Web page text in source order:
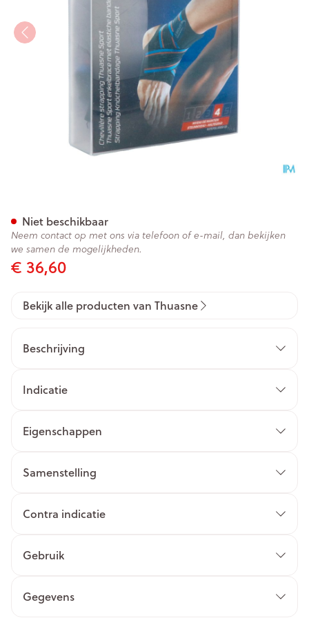
€ 36,60
Niet beschikbaar
Neem contact op met ons via telefoon of e-mail, dan bekijken
we samen de mogelijkheden.
Bekijk alle producten van Thuasne
Beschrijving
Indicatie
Eigenschappen
Samenstelling
Contra indicatie
Gebruik
Gegevens